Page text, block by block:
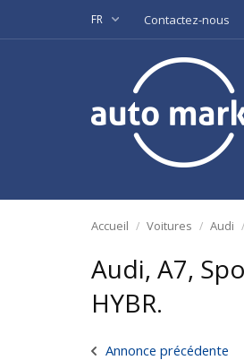
FR Contactez-nous
Accueil Voitures Audi
Audi, A7,
HYBR.
Annonce précédente